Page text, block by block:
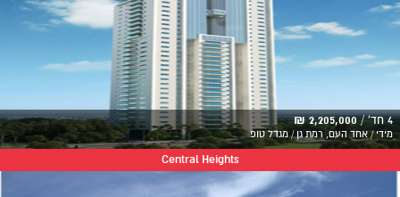
4 חד' / 2,205,000 ₪
מידי / אחד העם, רמת גן / מגדל טופ
Central Heights